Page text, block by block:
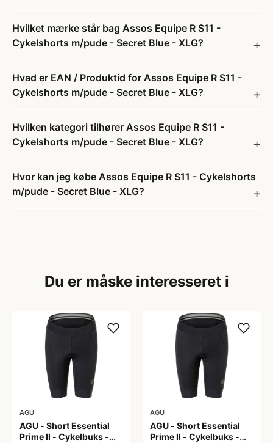
Hvilket mærke står bag Assos Equipe R S11 -
Cykelshorts m/pude - Secret Blue - XLG?
Hvad er EAN / Produktid for Assos Equipe R S11 -
Cykelshorts m/pude - Secret Blue - XLG?
Hvilken kategori tilhører Assos Equipe R S11 -
Cykelshorts m/pude - Secret Blue - XLG?
Hvor kan jeg købe Assos Equipe R S11 - Cykelshorts
m/pude - Secret Blue - XLG?
Du er måske interesseret i
AGU
AGU - Short Essential
Prime II - Cykelbuks -
AGU
AGU - Short Essential
Prime II - Cykelbuks -